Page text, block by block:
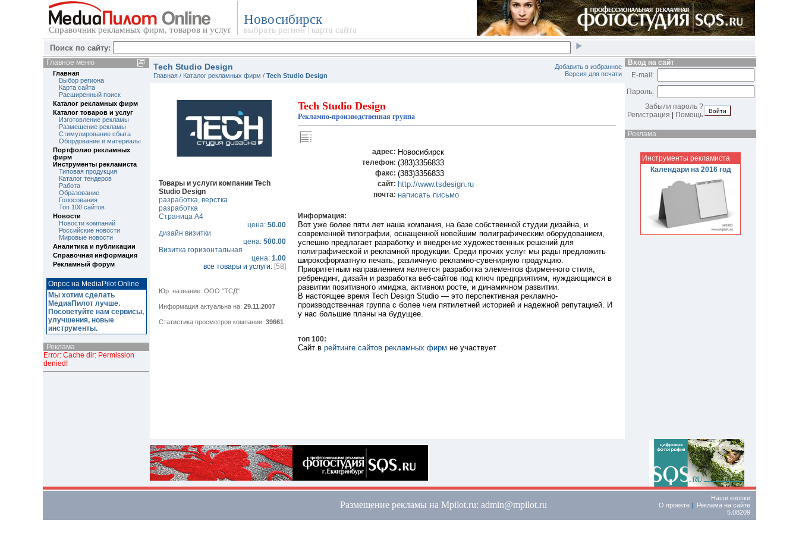
Справочник рекламных фирм, товаров и услуг
Новосибирск
выбрать регион| карта сайта
Поиск по сайту:
Главное меню
Главная
Выбор региона
Карта сайта
Расширенный поиск
Каталог рекламных фирм
Каталог товаров и услуг
Изготовление рекламы
Размещение рекламы
Стимулирование сбыта
Обордование и материалы
Портфолио рекламных
фирм
Инструменты рекламиста
Типовая продукция
Каталог тендеров
Работа
Образование
Голосования
Топ 100 сайтов
Новости
Новости компаний
Российские новости
Мировые новости
Аналитика и публикации
Справочная информация
Рекламный форум
Опрос на MediaPilot Online
Мы хотим сделать
МедиаПилот лучше.
Посоветуйте нам сервисы,
улучшения, новые
инструменты.
Реклама
Error: Cache dir: Permission
denied!
Tech Studio Design
Главная / Каталог рекламных фирм / Tech Studio Design
Добавить в избранное
Версия для печати
Tech Studio Design
Рекламно-производственная группа
адрес: Новосибирск
телефон: (383)3356833
факс: (383)3356833
сайт: http://www.tsdesign.ru
почта: написать письмо
Информация:
Вот уже более пяти лет наша компания, на базе собственной студии дизайна, и
современной типографии, оснащенной новейшим полиграфическим оборудованием,
успешно предлагает разработку и внедрение художественных решений для
полиграфической и рекламной продукции. Среди прочих услуг мы рады предложить
широкоформатную печать, различную рекламно-сувенирную продукцию.
Приоритетным направлением является разработка элементов фирменного стиля,
ребрендинг, дизайн и разработка веб-сайтов под ключ предприятиям, нуждающимся в
развитии позитивного имиджа, активном росте, и динамичном развитии.
В настоящее время Tech Design Studio — это перспективная рекламно-
производственная группа с более чем пятилетней историей и надежной репутацией. И
у нас большие планы на будущее.
топ 100:
Сайт в рейтинге сайтов рекламных фирм не участвует
Товары и услуги компании Tech
Studio Design
разработка, верстка
разработка
Страница А4
цена: 50.00
дизайн визитки
цена: 500.00
Визитка горизонтальная
цена: 1.00
все товары и услуги: [58]
Юр. название: ООО "ТСД"
Информация актуальна на: 29.11.2007
Статистика просмотров компании: 39661
Вход на сайт
E-mail:
Пароль:
Забыли пароль ?
Регистрация
Помощь
Реклама
Инструменты рекламиста
Календари на 2016 год
Размещение рекламы на Mpilot.ru: admin@mpilot.ru
Наши кнопки
О проекте | Реклама на сайте
5.08209